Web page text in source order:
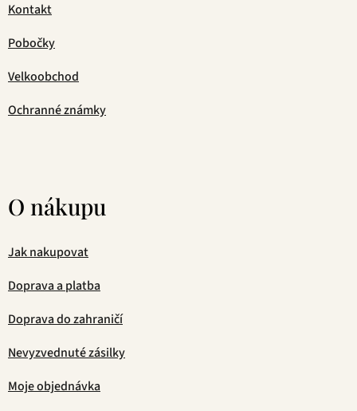
Kontakt
Pobočky
Velkoobchod
Ochranné známky
O nákupu
Jak nakupovat
Doprava a platba
Doprava do zahraničí
Nevyzvednuté zásilky
Moje objednávka